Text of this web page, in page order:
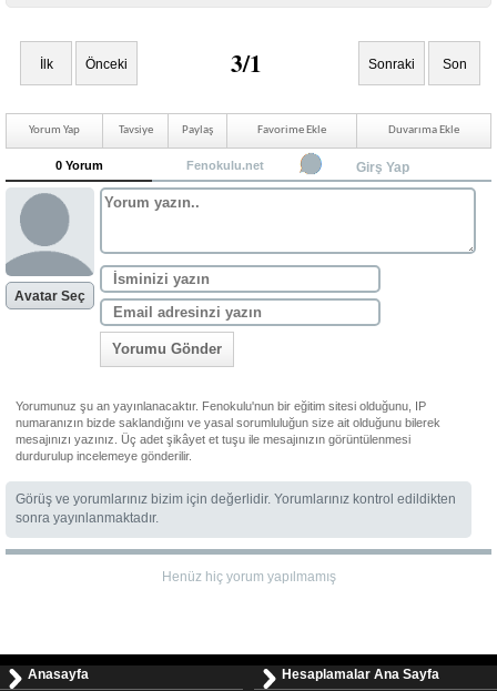
İlk Önceki 3/1 Sonraki Son
Yorum Yap Tavsiye Paylaş Favorime Ekle Duvarıma Ekle
0 Yorum Fenokulu.net Girş Yap
Avatar Seç
Yorumu Gönder
Yorumunuz şu an yayınlanacaktır. Fenokulu'nun bir eğitim sitesi olduğunu, IP
numaranızın bizde saklandığını ve yasal sorumluluğun size ait olduğunu bilerek
mesajınızı yazınız. Üç adet şikâyet et tuşu ile mesajınızın görüntülenmesi
durdurulup incelemeye gönderilir.
Görüş ve yorumlarınız bizim için değerlidir. Yorumlarınız kontrol edildikten
sonra yayınlanmaktadır.
Henüz hiç yorum yapılmamış
Anasayfa
Hesaplamalar Ana Sayfa